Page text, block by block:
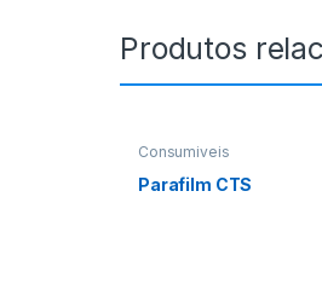
Produtos
Consumiveis
Parafilm CTS